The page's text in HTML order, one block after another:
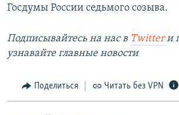
Госдумы России седьмого созыва.
Подписывайтесь на наc в Twitterи
узнавайте главные новости
Поделиться Читать без VPN